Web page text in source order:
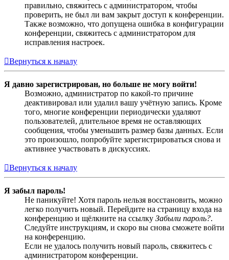
правильно, свяжитесь с администратором, чтобы
проверить, не был ли вам закрыт доступ к конференции.
Также возможно, что допущена ошибка в конфигурации
конференции, свяжитесь с администратором для
исправления настроек.
Вернуться к началу
Я давно зарегистрирован, но больше не могу войти!
Возможно, администратор по какой-то причине
деактивировал или удалил вашу учётную запись. Кроме
того, многие конференции периодически удаляют
пользователей, длительное время не оставляющих
сообщения, чтобы уменьшить размер базы данных. Если
это произошло, попробуйте зарегистрироваться снова и
активнее участвовать в дискуссиях.
Вернуться к началу
Я забыл пароль!
Не паникуйте! Хотя пароль нельзя восстановить, можно
легко получить новый. Перейдите на страницу входа на
конференцию и щёлкните на ссылку Забыли пароль?.
Следуйте инструкциям, и скоро вы снова сможете войти
на конференцию.
Если не удалось получить новый пароль, свяжитесь с
администратором конференции.